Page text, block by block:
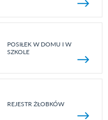
POSIŁEK W DOMU I W
SZKOLE
REJESTR ŻŁOBKÓW